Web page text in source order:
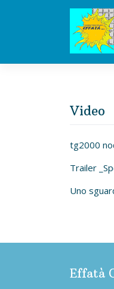
Video
tg2000
Trailer
Uno
Effatà